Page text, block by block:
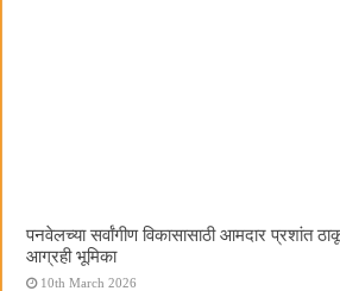
पनवेलच्या सर्वांगीण विकासासाठी आमदार प्रशांत
आग्रही भूमिका
10th March 2026